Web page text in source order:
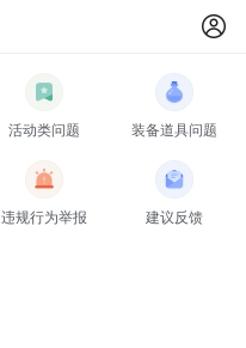
活动类问题 装备道具问题
违规行为举报 建议反馈